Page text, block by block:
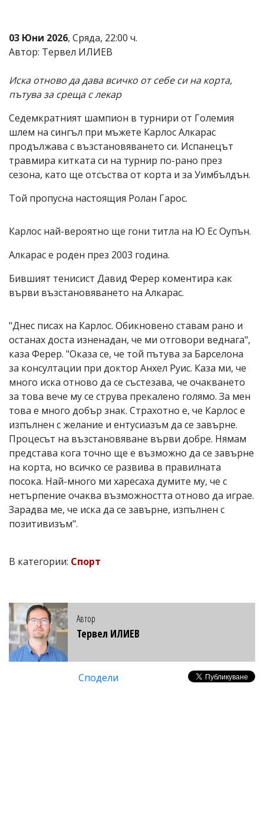
статиите
се
въвеждат
читателите
и
редакцията
носи
отговорност
тях!
Ако
откриете
за
вас
сигнализирайте
03 Юни 2026, Сряда, 22:00 ч.
Автор: Тервел ИЛИЕВ
Иска отново да дава всичко от себе си на корта,
пътува за среща с лекар
Седемкратният шампион в турнири от Големия
шлем на сингъл при мъжете Карлос Алкарас
продължава с възстановяването си. Испанецът
травмира китката си на турнир по-рано през
сезона, като ще отсъства от корта и за Уимбълдън.
Той пропусна настоящия Ролан Гарос.
Карлос най-вероятно ще гони титла на Ю Ес Оупън.
Алкарас е роден през 2003 година.
Бившият тенисист Давид Ферер коментира как
върви възстановяването на Алкарас.
"Днес писах на Карлос. Обикновено ставам рано и
останах доста изненадан, че ми отговори веднага",
каза Ферер. "Оказа се, че той пътува за Барселона
за консултации при доктор Анхел Руис. Каза ми, че
много иска отново да се състезава, че очакването
за това вече му се струва прекалено голямо. За мен
това е много добър знак. Страхотно е, че Карлос е
изпълнен с желание и ентусиазъм да се завърне.
Процесът на възстановяване върви добре. Нямам
представа кога точно ще е възможно да се завърне
на корта, но всичко се развива в правилната
посока. Най-много ми харесаха думите му, че с
нетърпение очаква възможността отново да играе.
Зарадва ме, че иска да се завърне, изпълнен с
позитивизъм".
В категории: Спорт
Автор
Тервел ИЛИЕВ
Сподели